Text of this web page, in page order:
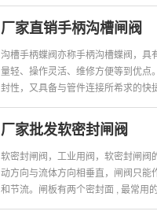
厂家直销手柄沟槽闸阀
沟槽手柄蝶阀亦称手柄沟槽蝶阀，具
量轻、操作灵活、维修方便等到优点
封性，又具备与管件连接所希求的快
厂家批发软密封闸阀
软密封闸阀，工业用阀，软密封闸阀
动方向与流体方向相垂直，闸阀只能
和节流。闸板有两个密封面 , 最常用